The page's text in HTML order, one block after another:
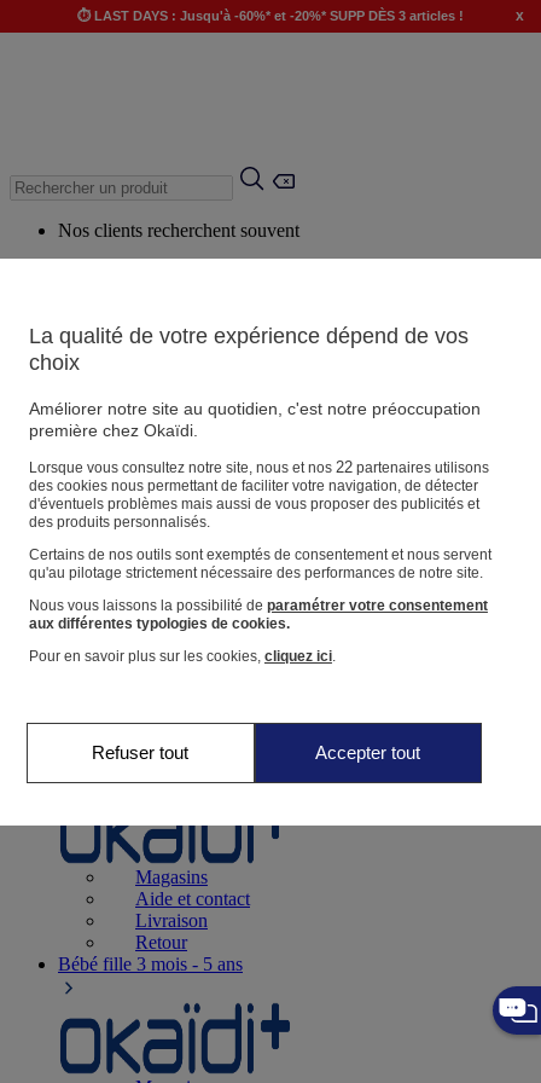
⏱️ LAST DAYS : Jusqu'à -60%* et -20%* SUPP DÈS 3 articles ! x
Nos clients recherchent souvent
Produits suggérés
Voir tous les produits
Magasin
Vos informations personnelles
Suivre une commande
Panier
Favoris
Naissance0-12 mois
Magasins
Aide et contact
Livraison
Retour
Bébé fille 3 mois - 5 ans
La qualité de votre expérience dépend de vos
choix
Améliorer notre site au quotidien, c'est notre préoccupation
première chez Okaïdi.
Lorsque vous consultez notre site, nous et nos 22partenaires utilisons
des cookies nous permettant de faciliter votre navigation, de détecter
d'éventuels problèmes mais aussi de vous proposer des publicités et
des produits personnalisés.
Certains de nos outils sont exemptés de consentement et nous servent
qu'au pilotage strictement nécessaire des performances de notre site.
Nous vous laissons la possibilité de paramétrer votre consentement
aux différentes typologies de cookies.
Pour en savoir plus sur les cookies, cliquez ici.
Refuser tout Accepter tout